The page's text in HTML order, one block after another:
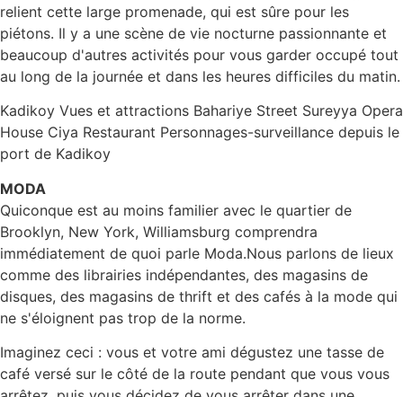
relient cette large promenade, qui est sûre pour les
piétons. Il y a une scène de vie nocturne passionnante et
beaucoup d'autres activités pour vous garder occupé tout
au long de la journée et dans les heures difficiles du matin.
Kadikoy Vues et attractions Bahariye Street Sureyya Opera
House Ciya Restaurant Personnages-surveillance depuis le
port de Kadikoy
MODA
Quiconque est au moins familier avec le quartier de
Brooklyn, New York, Williamsburg comprendra
immédiatement de quoi parle Moda.Nous parlons de lieux
comme des librairies indépendantes, des magasins de
disques, des magasins de thrift et des cafés à la mode qui
ne s'éloignent pas trop de la norme.
Imaginez ceci : vous et votre ami dégustez une tasse de
café versé sur le côté de la route pendant que vous vous